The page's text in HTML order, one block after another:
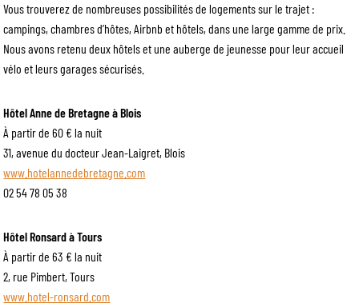
Vous trouverez de nombreuses possibilités de logements sur le trajet :
campings, chambres d’hôtes, Airbnb et hôtels, dans une large gamme de prix.
Nous avons retenu deux hôtels et une auberge de jeunesse pour leur accueil
vélo et leurs garages sécurisés.
Hôtel Anne de Bretagne à Blois
À partir de 60 € la nuit
31, avenue du docteur Jean-Laigret, Blois
www.hotelannedebretagne.com
02 54 78 05 38
Hôtel Ronsard à Tours
À partir de 63 € la nuit
2, rue Pimbert, Tours
www.hotel-ronsard.com